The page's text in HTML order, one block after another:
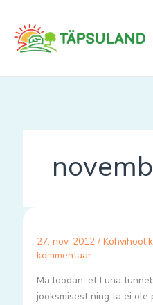
content
27. nov. 2012 /
kommentaar
Ma loodan, et Luna
jooksmisest ning ta ei